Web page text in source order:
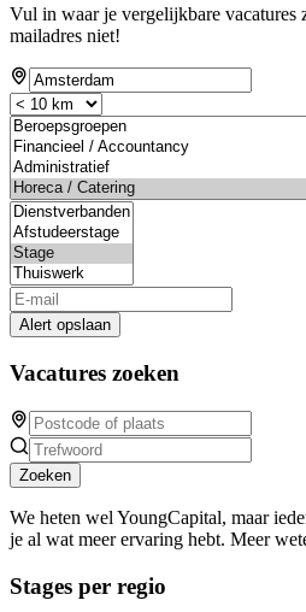
Vul in waar je vergelijkbare vacatures
mailadres niet!
Alert opslaan
Vacatures zoeken
Zoeken
We heten wel YoungCapital, maar
je al wat meer ervaring hebt. Meer
Stages per regio